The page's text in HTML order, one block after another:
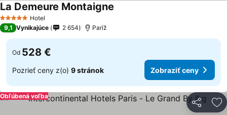
5 Počet hviezdičiek
Hotel
La Demeure Montaigne
9,1 Vynikajúce 2 654 Paríž
Od 528 €
Pozrieť ceny z(o) 9 stránok Zobraziť ceny
Zdieľať
Obľúbená voľba